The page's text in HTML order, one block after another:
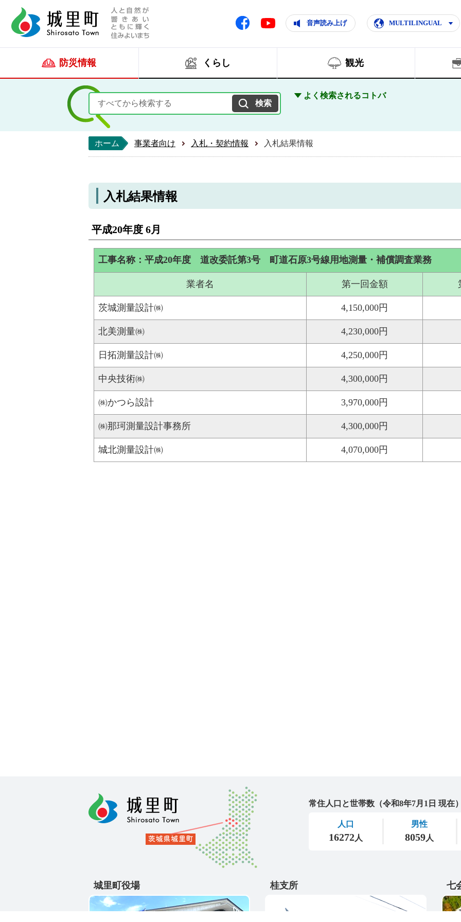
人と自然が響きあいともに輝く住みよいまち
Facebook Youtube 音声読み上げ MULTILINGUAL
防災情報 くらし 観光
よく検索されるコトバ
ホーム 事業者向け 入札・契約情報 入札結果情報
入札結果情報
平成20年度 6月
工事名称：平成20年度 道改委託第3号 町道石原3号線用地測量・補償調査業務
業者名 第一回金額
茨城測量設計㈱ 4,150,000円
北美測量㈱ 4,230,000円
日拓測量設計㈱ 4,250,000円
中央技術㈱ 4,300,000円
㈱かつら設計 3,970,000円
㈱那珂測量設計事務所 4,300,000円
城北測量設計㈱ 4,070,000円
城里町役場 桂支所 七